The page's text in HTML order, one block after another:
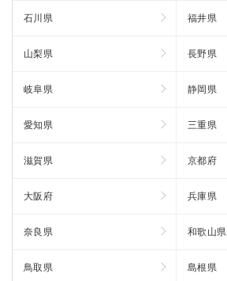
石川県 福井県
山梨県 長野県
岐阜県 静岡県
愛知県 三重県
滋賀県 京都府
大阪府 兵庫県
奈良県 和歌山県
鳥取県 島根県